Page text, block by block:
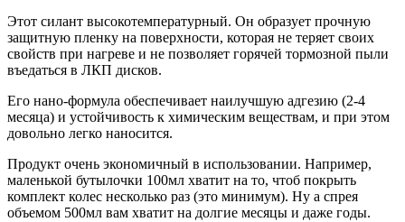
Этот силант высокотемпературный. Он образует прочную
защитную пленку на поверхности, которая не теряет своих
свойств при нагреве и не позволяет горячей тормозной пыли
въедаться в ЛКП дисков.
Его нано-формула обеспечивает наилучшую адгезию (2-4
месяца) и устойчивость к химическим веществам, и при этом
довольно легко наносится.
Продукт очень экономичный в использовании. Например,
маленькой бутылочки 100мл хватит на то, чтоб покрыть
комплект колес несколько раз (это минимум). Ну а спрея
объемом 500мл вам хватит на долгие месяцы и даже годы.